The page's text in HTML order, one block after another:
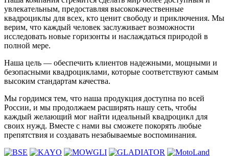
увлекательным, предоставляя высококачественные
квадроциклы для всех, кто ценит свободу и приключения. Мы
верим, что каждый человек заслуживает возможности
исследовать новые горизонты и наслаждаться природой в
полной мере.
Наша цель — обеспечить клиентов надежными, мощными и
безопасными квадроциклами, которые соответствуют самым
высоким стандартам качества.
Мы гордимся тем, что наша продукция доступна по всей
России, и мы продолжаем расширять нашу сеть, чтобы
каждый желающий мог найти идеальный квадроцикл для
своих нужд. Вместе с нами вы сможете покорять любые
препятствия и создавать незабываемые воспоминания.